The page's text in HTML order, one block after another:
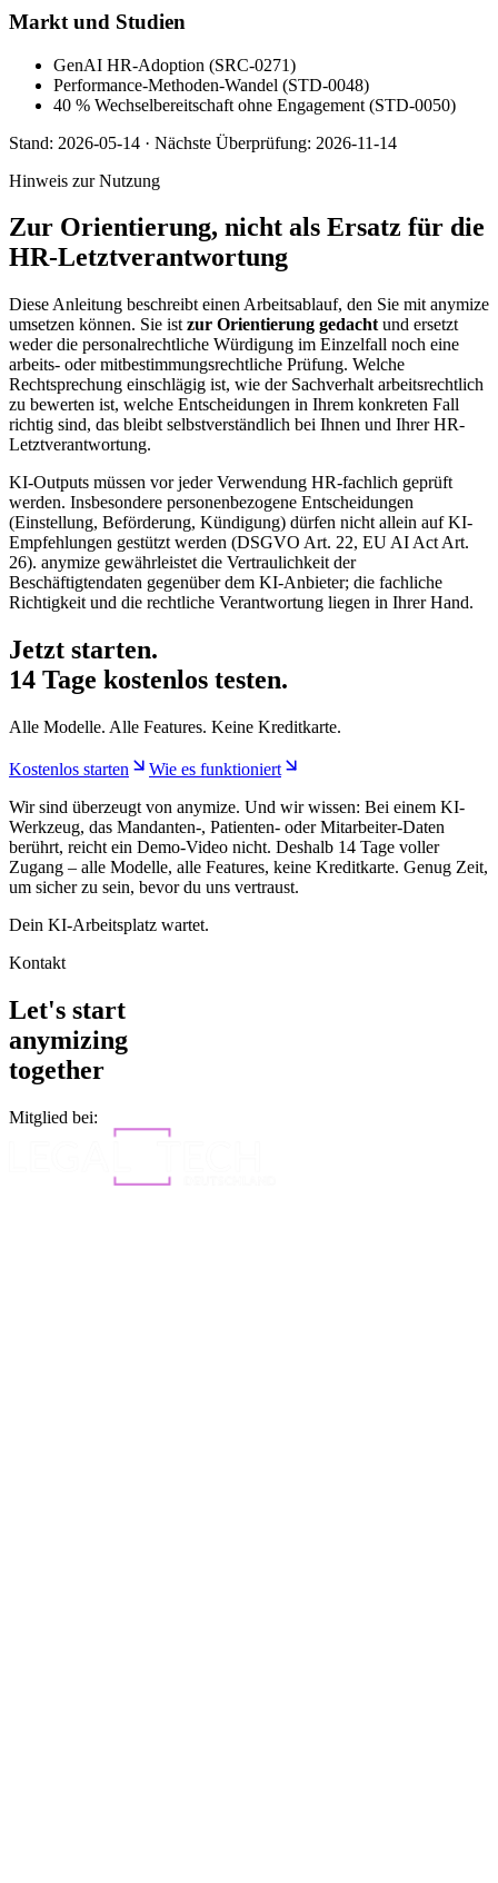
Markt und Studien
GenAI HR-Adoption (SRC-0271)
Performance-Methoden-Wandel (STD-0048)
40 % Wechselbereitschaft ohne Engagement (STD-0050)
Stand: 2026-05-14 · Nächste Überprüfung: 2026-11-14
Hinweis zur Nutzung
Zur Orientierung, nicht als Ersatz für die
HR-Letztverantwortung
Diese Anleitung beschreibt einen Arbeitsablauf, den Sie mit anymize
umsetzen können. Sie ist zur Orientierung gedacht und ersetzt
weder die personalrechtliche Würdigung im Einzelfall noch eine
arbeits- oder mitbestimmungsrechtliche Prüfung. Welche
Rechtsprechung einschlägig ist, wie der Sachverhalt arbeitsrechtlich
zu bewerten ist, welche Entscheidungen in Ihrem konkreten Fall
richtig sind, das bleibt selbstverständlich bei Ihnen und Ihrer HR-
Letztverantwortung.
KI-Outputs müssen vor jeder Verwendung HR-fachlich geprüft
werden. Insbesondere personenbezogene Entscheidungen
(Einstellung, Beförderung, Kündigung) dürfen nicht allein auf KI-
Empfehlungen gestützt werden (DSGVO Art. 22, EU AI Act Art.
26). anymize gewährleistet die Vertraulichkeit der
Beschäftigtendaten gegenüber dem KI-Anbieter; die fachliche
Richtigkeit und die rechtliche Verantwortung liegen in Ihrer Hand.
Jetzt starten.
14 Tage kostenlos testen.
Alle Modelle. Alle Features. Keine Kreditkarte.
Kostenlos starten
Wie es funktioniert
Wir sind überzeugt von anymize. Und wir wissen: Bei einem KI-
Werkzeug, das Mandanten-, Patienten- oder Mitarbeiter-Daten
berührt, reicht ein Demo-Video nicht. Deshalb 14 Tage voller
Zugang – alle Modelle, alle Features, keine Kreditkarte. Genug Zeit,
um sicher zu sein, bevor du uns vertraust.
Dein KI-Arbeitsplatz wartet.
Kontakt
Let's start
anymizing
together
Mitglied bei: